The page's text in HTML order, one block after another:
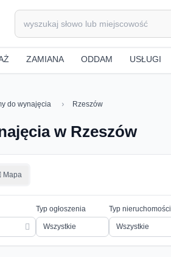
ZAMIANA ODDAM USŁUGI
do wynajęcia Rzeszów
w Rzeszów
Mapa
Typ ogłoszenia Typ nieruchomości
Wszystkie